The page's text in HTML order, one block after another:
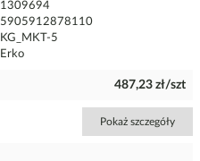
1309694
5905912878110
KG_MKT-5
Erko
487,23 zł/szt
Pokaż szczegóły